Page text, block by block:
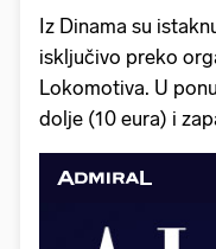
Iz Dinama su
isključivo preko
Lokomotiva. U
dolje (10 eura) i